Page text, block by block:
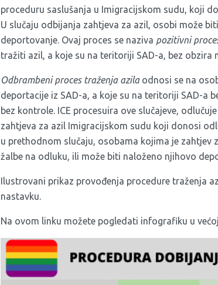
proceduru saslušanja u Imigracijskom sudu, koji
U slučaju odbijanja zahtjeva za azil, osobi može
deportovanje. Ovaj proces se naziva pozitivni
tražiti azil, a koje su na teritoriji SAD-a, bez obzira
Odbrambeni proces traženja azilaodnosi se na
deportacije iz SAD-a, a koje su na teritoriji SAD-a
bez kontrole. ICE procesuira ove slučajeve,
zahtjeva za azil Imigracijskom sudu koji donosi
u prethodnom slučaju, osobama kojima je
žalbe na odluku, ili može biti naloženo njihovo
Ilustrovani prikaz provođenja procedure traženja
nastavku.
Na ovom linku možete pogledati infografiku u